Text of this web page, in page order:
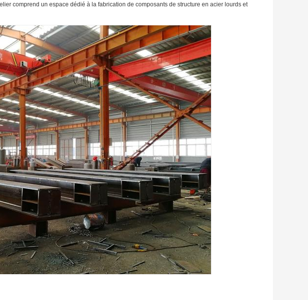
comprend un espace dédié à la fabrication de composants de structure en acier lourds et